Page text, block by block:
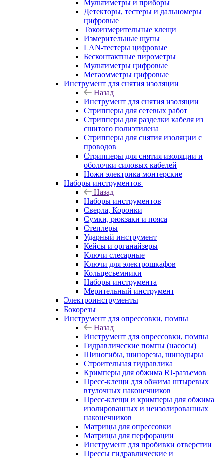
Мультиметры и приборы
Детекторы, тестеры и дальномеры
цифровые
Токоизмерительные клещи
Измерительные щупы
LAN-тестеры цифровые
Бесконтактные пирометры
Мультиметры цифровые
Мегаомметры цифровые
Инструмент для снятия изоляции
Назад
Инструмент для снятия изоляции
Стрипперы для сетевых работ
Стрипперы для разделки кабеля из
сшитого полиэтилена
Cтрипперы для снятия изоляции с
проводов
Стрипперы для снятия изоляции и
оболочки силовых кабелей
Ножи электрика монтерские
Наборы инструментов
Назад
Наборы инструментов
Сверла, Коронки
Сумки, рюкзаки и пояса
Степлеры
Ударный инструмент
Кейсы и органайзеры
Ключи слесарные
Ключи для электрошкафов
Кольцесъемники
Наборы инструмента
Мерительный инструмент
Электроинструменты
Бокорезы
Инструмент для опрессовки, помпы
Назад
Инструмент для опрессовки, помпы
Гидравлические помпы (насосы)
Шиногибы, шинорезы, шинодыры
Строительная гидравлика
Кримперы для обжима RJ-разъемов
Пресс-клещи для обжима штыревых
втулочных наконечников
Пресс-клещи и кримперы для обжима
изолированных и неизолированных
наконечников
Матрицы для опрессовки
Матрицы для перфорации
Инструмент для пробивки отверстии
Прессы гидравлические и